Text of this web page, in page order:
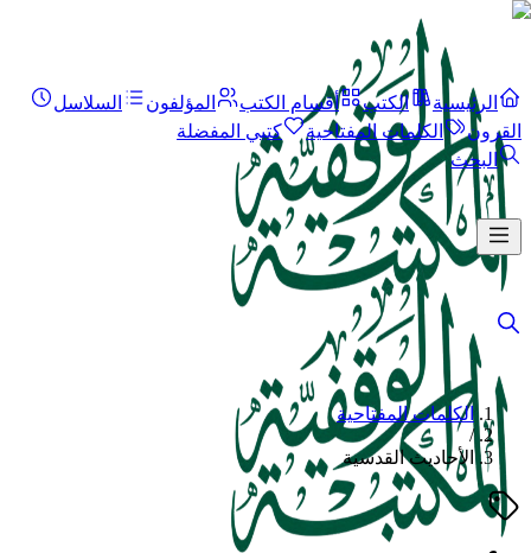
الرئيسية الكتب أقسام الكتب المؤلفون
السلاسل
القرون
الكلمات المفتاحية
كتبي المفضلة
البحث
الكلمات المفتاحية
/
الأحاديث القدسية